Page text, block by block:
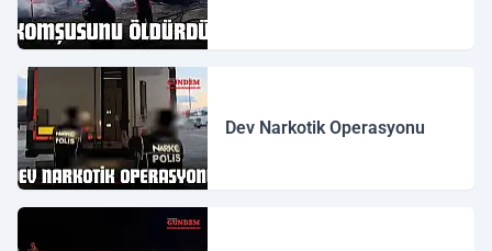
Dev Narkotik Operasyonu